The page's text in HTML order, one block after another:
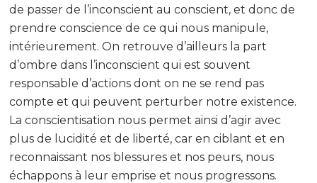
de passer de l’inconscient au conscient, et donc de
prendre conscience de ce qui nous manipule,
intérieurement. On retrouve d’ailleurs la part
d’ombre dans l’inconscient qui est souvent
responsable d’actions dont on ne se rend pas
compte et qui peuvent perturber notre existence.
La conscientisation nous permet ainsi d’agir avec
plus de lucidité et de liberté, car en ciblant et en
reconnaissant nos blessures et nos peurs, nous
échappons à leur emprise et nous progressons.